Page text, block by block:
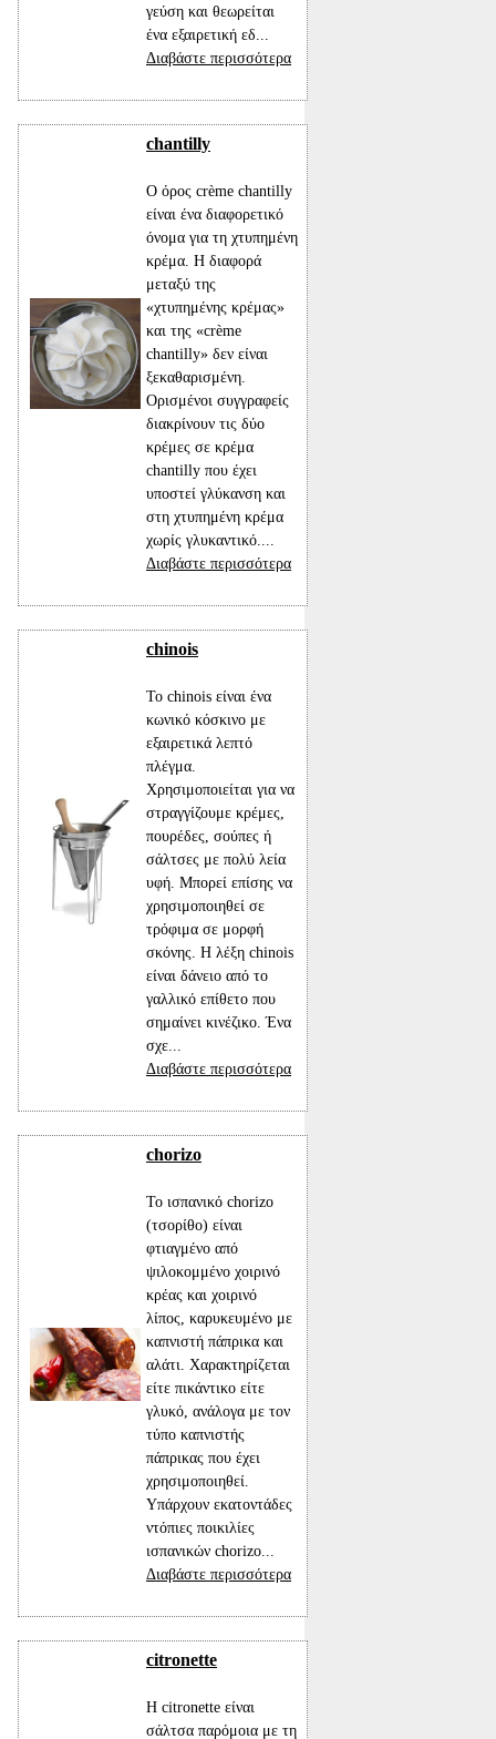
γεύση και θεωρείται
ένα εξαιρετική εδ...
Διαβάστε περισσότερα
chantilly
Ο όρος crème chantilly
είναι ένα διαφορετικό
όνομα για τη χτυπημένη
κρέμα. Η διαφορά
μεταξύ της
«χτυπημένης κρέμας»
και της «crème
chantilly» δεν είναι
ξεκαθαρισμένη.
Ορισμένοι συγγραφείς
διακρίνουν τις δύο
κρέμες σε κρέμα
chantilly που έχει
υποστεί γλύκανση και
στη χτυπημένη κρέμα
χωρίς γλυκαντικό....
Διαβάστε περισσότερα
chinois
Το chinois είναι ένα
κωνικό κόσκινο με
εξαιρετικά λεπτό
πλέγμα.
Χρησιμοποιείται για να
στραγγίζουμε κρέμες,
πουρέδες, σούπες ή
σάλτσες με πολύ λεία
υφή. Μπορεί επίσης να
χρησιμοποιηθεί σε
τρόφιμα σε μορφή
σκόνης. Η λέξη chinois
είναι δάνειο από το
γαλλικό επίθετο που
σημαίνει κινέζικο. Ένα
σχε...
Διαβάστε περισσότερα
chorizo
To ισπανικό chorizo
(τσορίθο) είναι
φτιαγμένο από
ψιλοκομμένο χοιρινό
κρέας και χοιρινό
λίπος, καρυκευμένο με
καπνιστή πάπρικα και
αλάτι. Χαρακτηρίζεται
είτε πικάντικο είτε
γλυκό, ανάλογα με τον
τύπο καπνιστής
πάπρικας που έχει
χρησιμοποιηθεί.
Υπάρχουν εκατοντάδες
ντόπιες ποικιλίες
ισπανικών chorizo...
Διαβάστε περισσότερα
citronette
Η citronette είναι
σάλτσα παρόμοια με τη